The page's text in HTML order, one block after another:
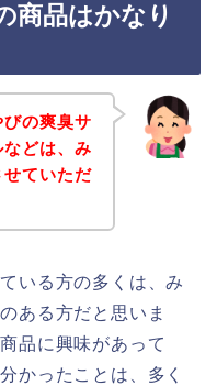
商品はかなり
の爽臭サ
どは、み
ていただ
いる方の多くは、み
ある方だと思いま
品に興味があって
かったことは、多く